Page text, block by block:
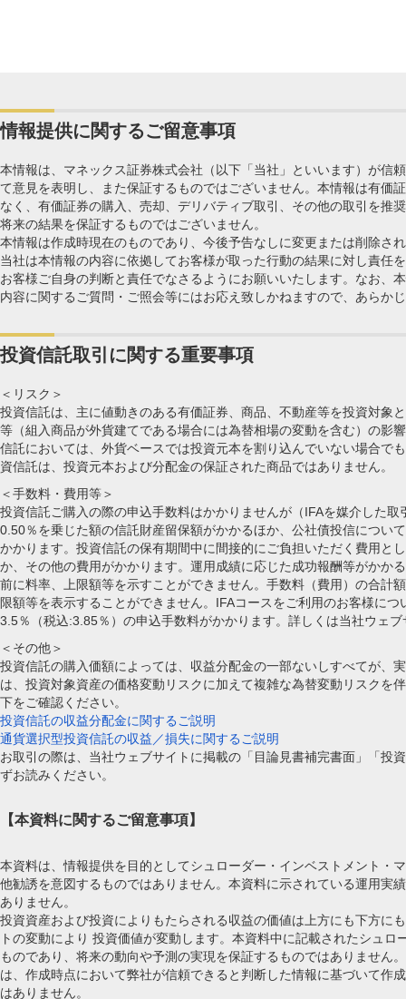
情報提供に関するご留意事項
本情報は、マネックス証券株式会社（以下「当社」といいます）が信
て意見を表明し、また保証するものではございません。本情報は有価
なく、有価証券の購入、売却、デリバティブ取引、その他の取引を推
将来の結果を保証するものではございません。
本情報は作成時現在のものであり、今後予告なしに変更または削除さ
当社は本情報の内容に依拠してお客様が取った行動の結果に対し責任
お客様ご自身の判断と責任でなさるようにお願いいたします。なお、
内容に関するご質問・ご照会等にはお応え致しかねますので、あらか
投資信託取引に関する重要事項
＜リスク＞
投資信託は、主に値動きのある有価証券、商品、不動産等を投資対象
等（組入商品が外貨建てである場合には為替相場の変動を含む）の影
信託においては、外貨ベースでは投資元本を割り込んでいない場合で
資信託は、投資元本および分配金の保証された商品ではありません。
＜手数料・費用等＞
投資信託ご購入の際の申込手数料はかかりませんが（IFAを媒介した
0.50％を乗じた額の信託財産留保額がかかるほか、公社債投信につい
かかります。投資信託の保有期間中に間接的にご負担いただく費用と
か、その他の費用がかかります。運用成績に応じた成功報酬等がかか
前に料率、上限額等を示すことができません。手数料（費用）の合計
限額等を表示することができません。IFAコースをご利用のお客様に
3.5％（税込:3.85％）の申込手数料がかかります。詳しくは当社ウェ
＜その他＞
投資信託の購入価額によっては、収益分配金の一部ないしすべてが、
は、投資対象資産の価格変動リスクに加えて複雑な為替変動リスクを
下をご確認ください。
投資信託の収益分配金に関するご説明
通貨選択型投資信託の収益／損失に関するご説明
お取引の際は、当社ウェブサイトに掲載の「目論見書補完書面」「投
ずお読みください。
【本資料に関するご留意事項】
本資料は、情報提供を目的としてシュローダー・インベストメント・
他勧誘を意図するものではありません。本資料に示されている運用実
ありません。
投資資産および投資によりもたらされる収益の価値は上方にも下方に
トの変動により 投資価値が変動します。本資料中に記載されたシュ
ものであり、将来の動向や予測の実現を保証するものではありませ
は、作成時点において弊社が信頼できると判断した情報に基づいて作
はありません。